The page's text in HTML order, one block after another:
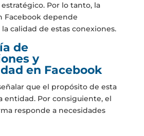
Por lo tanto, la
Facebook depende
calidad de estas conexiones.
de
y
en Facebook
que el propósito de esta
entidad. Por consiguiente, el
responde a necesidades